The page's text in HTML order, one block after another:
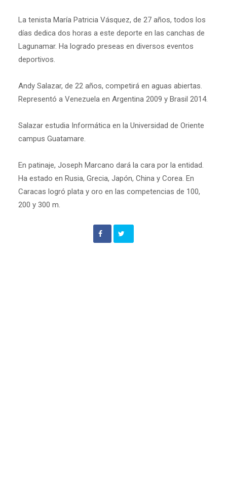
La tenista María Patricia Vásquez, de 27 años, todos los
días dedica dos horas a este deporte en las canchas de
Lagunamar. Ha logrado preseas en diversos eventos
deportivos.
Andy Salazar, de 22 años, competirá en aguas abiertas.
Representó a Venezuela en Argentina 2009 y Brasil 2014.
Salazar estudia Informática en la Universidad de Oriente
campus Guatamare.
En patinaje, Joseph Marcano dará la cara por la entidad.
Ha estado en Rusia, Grecia, Japón, China y Corea. En
Caracas logró plata y oro en las competencias de 100,
200 y 300 m.